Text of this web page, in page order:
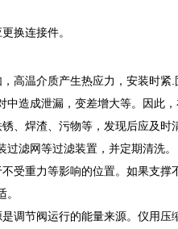
换连接件。
高温介质产生热应力，安装时
造成泄漏，变差增大等。因此
、焊渣、污物等，发现后应及
滤网等过滤装置，并定期清洗。
受重力等影响的位置。如果支
调节阀运行的能量来源。仪用